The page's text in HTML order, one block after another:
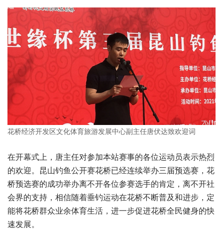
花桥经济开发区文化体育旅游发展中心副主任唐伏达致欢迎词
在开幕式上，唐主任对参加本站赛事的各位运动员表示热烈
的欢迎。昆山钓鱼公开赛花桥已经连续举办三届预选赛，花
桥预选赛的成功举办离不开各位参赛选手的肯定，离不开社
会界的支持，相信随着垂钓运动在花桥不断普及和进步，定
能将花桥群众业余体育生活，进一步促进花桥全民健身的快
速发展。